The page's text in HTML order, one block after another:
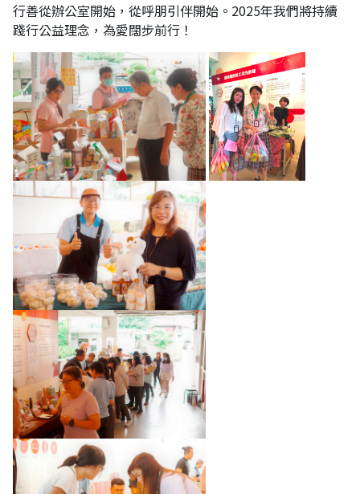
行善從辦公室開始，從呼朋引伴開始。 2025年我們將持續
踐行公益理念，為愛闊步前行！